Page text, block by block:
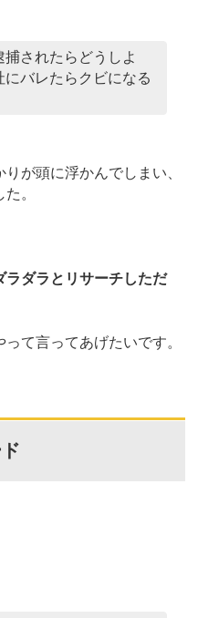
されたらどうしよ
にバレたらクビになる
が頭に浮かんでしまい、
。
ラダラとリサーチしただ
て言ってあげたいです。